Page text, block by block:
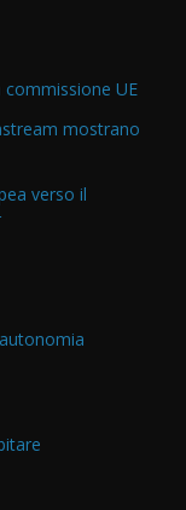
UE
mostrano
verso il